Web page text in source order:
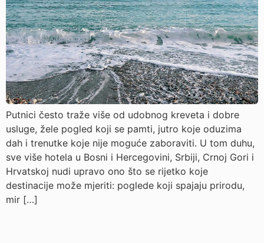
Putnici često traže više od udobnog kreveta i dobre
usluge, žele pogled koji se pamti, jutro koje oduzima
dah i trenutke koje nije moguće zaboraviti. U tom duhu,
sve više hotela u Bosni i Hercegovini, Srbiji, Crnoj Gori i
Hrvatskoj nudi upravo ono što se rijetko koje
destinacije može mjeriti: poglede koji spajaju prirodu,
mir […]